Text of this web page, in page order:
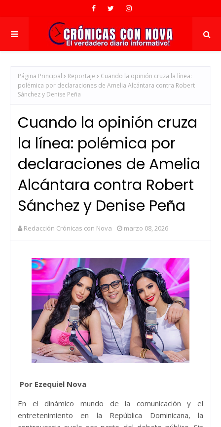
Página Principal Reportaje
Cuando la opinión cruza la línea:
polémica por declaraciones de Amelia Alcántara contra Robert
Sánchez y Denise Peña
Cuando la opinión cruza
la línea: polémica por
declaraciones de Amelia
Alcántara contra Robert
Sánchez y Denise Peña
Redacción Crónicas con Nova marzo 08, 2026
Por Ezequiel Nova
En el dinámico mundo de la comunicación y el
entretenimiento en la República Dominicana, la